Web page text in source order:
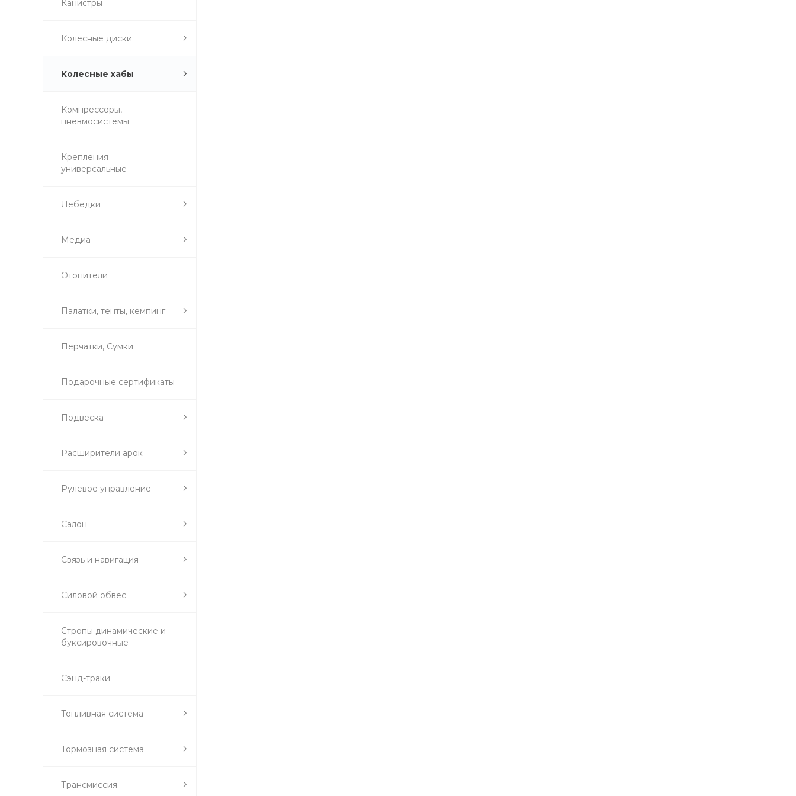
Канистры
Колесные диски
Колесные хабы
Компрессоры,
пневмосистемы
Крепления
универсальные
Лебедки
Медиа
Отопители
Палатки, тенты, кемпинг
Перчатки, Сумки
Подарочные сертификаты
Подвеска
Расширители арок
Рулевое управление
Салон
Связь и навигация
Силовой обвес
Стропы динамические и
буксировочные
Сэнд-траки
Топливная система
Тормозная система
Трансмиссия